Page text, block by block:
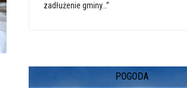
zadłużenie gminy…”
POGODA